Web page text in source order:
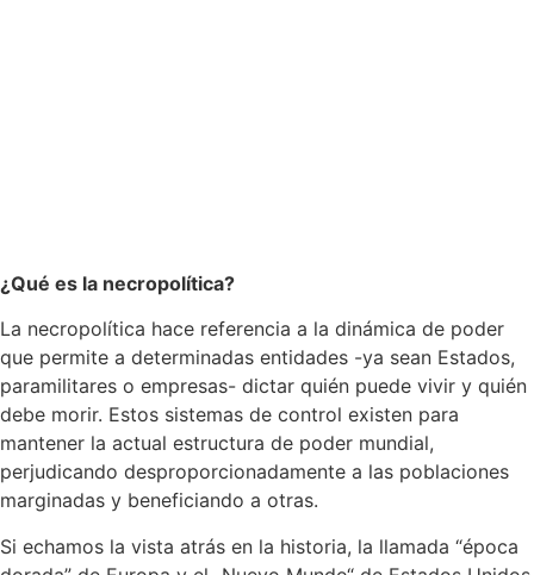
¿Qué es la necropolítica?
La necropolítica hace referencia a la dinámica de poder
que permite a determinadas entidades -ya sean Estados,
paramilitares o empresas- dictar quién puede vivir y quién
debe morir. Estos sistemas de control existen para
mantener la actual estructura de poder mundial,
perjudicando desproporcionadamente a las poblaciones
marginadas y beneficiando a otras.
Si echamos la vista atrás en la historia, la llamada “época